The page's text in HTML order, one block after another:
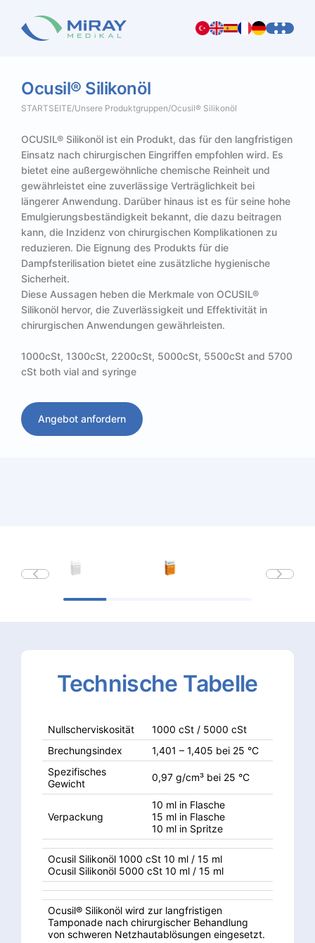
Ocusil® Silikonöl
STARTSEITE/Unsere Produktgruppen/Ocusil® Silikonöl
OCUSIL® Silikonöl ist ein Produkt, das für den langfristigen
Einsatz nach chirurgischen Eingriffen empfohlen wird. Es
bietet eine außergewöhnliche chemische Reinheit und
gewährleistet eine zuverlässige Verträglichkeit bei
längerer Anwendung. Darüber hinaus ist es für seine hohe
Emulgierungsbeständigkeit bekannt, die dazu beitragen
kann, die Inzidenz von chirurgischen Komplikationen zu
reduzieren. Die Eignung des Produkts für die
Dampfsterilisation bietet eine zusätzliche hygienische
Sicherheit.
Diese Aussagen heben die Merkmale von OCUSIL®
Silikonöl hervor, die Zuverlässigkeit und Effektivität in
chirurgischen Anwendungen gewährleisten.
1000cSt, 1300cSt, 2200cSt, 5000cSt, 5500cSt and 5700
cSt both vial and syringe
Angebot anfordern
Technische Tabelle
Nullscherviskosität
1000 cSt / 5000 cSt
Brechungsindex
1,401 – 1,405 bei 25 °C
Spezifisches
Gewicht
0,97 g/cm³ bei 25 °C
Verpackung
10 ml in Flasche
15 ml in Flasche
10 ml in Spritze
Ocusil Silikonöl 1000 cSt 10 ml / 15 ml
Ocusil Silikonöl 5000 cSt 10 ml / 15 ml
Ocusil® Silikonöl wird zur langfristigen
Tamponade nach chirurgischer Behandlung
von schweren Netzhautablösungen eingesetzt.